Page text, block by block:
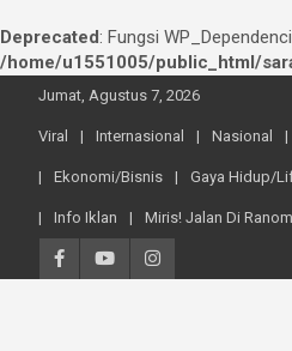
Deprecated: Fungsi
/home/u1551005/public_html/
content
Jumat, Agustus 7, 2026
Viral Internasional Nasional
Ekonomi/Bisnis Gaya Hidup/
Info Iklan Miris! Jalan Di